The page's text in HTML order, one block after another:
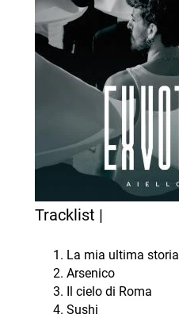
Tracklist |
La mia ultima storia
Arsenico
Il cielo di Roma
Sushi